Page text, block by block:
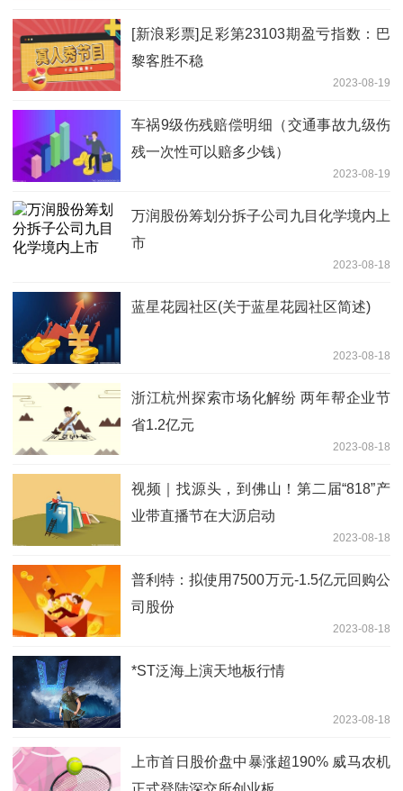
[新浪彩票]足彩第23103期盈亏指数：巴
黎客胜不稳
2023-08-19
车祸9级伤残赔偿明细（交通事故九级伤
残一次性可以赔多少钱）
2023-08-19
万润股份筹划分拆子公司九目化学境内上
市
2023-08-18
蓝星花园社区(关于蓝星花园社区简述)
2023-08-18
浙江杭州探索市场化解纷 两年帮企业节
省1.2亿元
2023-08-18
视频｜找源头，到佛山！第二届“818”产
业带直播节在大沥启动
2023-08-18
普利特：拟使用7500万元-1.5亿元回购公
司股份
2023-08-18
*ST泛海上演天地板行情
2023-08-18
上市首日股价盘中暴涨超190% 威马农机